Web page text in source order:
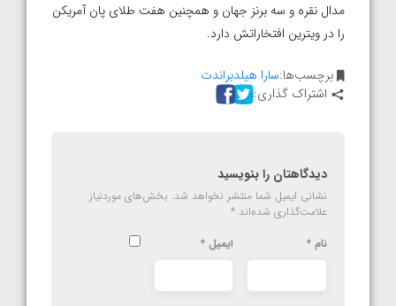
مدال نقره و سه برنز جهان و همچنین هفت طلای پان آمریکن
را در ویترین افتخاراتش دارد.
برچسب‌ها:سارا هیلدبراندت
اشتراک گذاری:
دیدگاهتان را بنویسید
نشانی ایمیل شما منتشر نخواهد شد. بخش‌های موردنیاز
علامت‌گذاری شده‌اند *
نام * ایمیل *